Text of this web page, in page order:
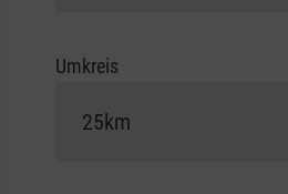
Umkreis